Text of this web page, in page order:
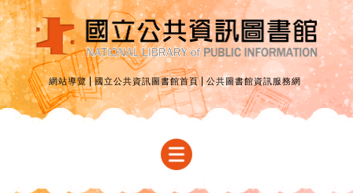
網站導覽 國立公共資訊圖書館首頁 公共圖書館資訊服務網